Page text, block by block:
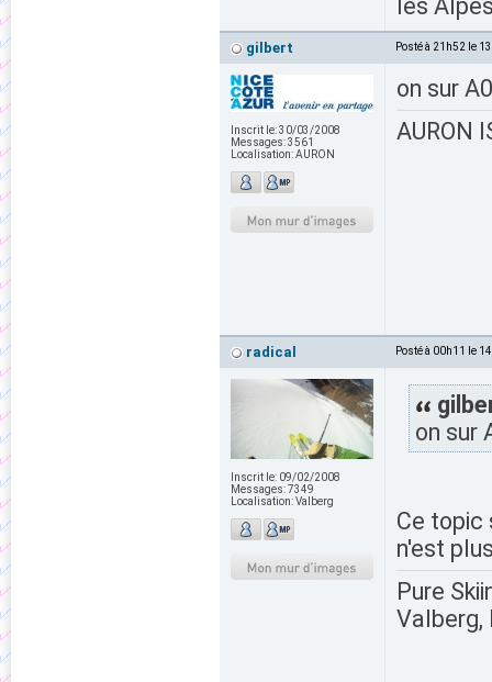
les
gilbert Posté à 21h52 le
Inscrit le:30/03/2008
Messages:3561
Localisation:AURON
on sur
AURON
radical Posté à 00h11 le
Inscrit le: 09/02/2008
Messages:7349
Localisation:Valberg
on sur
Ce topic
n'est
Pure
Valberg,